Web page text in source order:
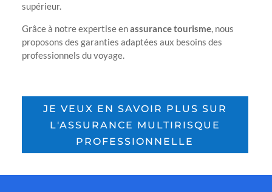
supérieur.
Grâce à notre expertise enassurance tourisme, nous
proposons des garanties adaptées aux besoins des
professionnels du voyage.
JE VEUX EN SAVOIR PLUS SUR
L'ASSURANCE MULTIRISQUE
PROFESSIONNELLE